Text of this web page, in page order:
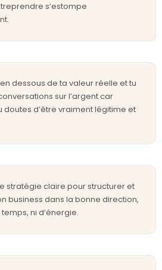
s’estompe
dessous de ta valeur réelle et tu
sur l’argent car
doutes d’être vraiment légitime et
stratégie claire pour structurer et
business dans la bonne direction,
ni d’énergie.